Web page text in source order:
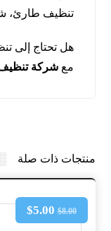
تنظيف طارئ،
هل تحتاج إلى
معشركة تنظيف
منتجات ذات صلة
$8.00
$5.00